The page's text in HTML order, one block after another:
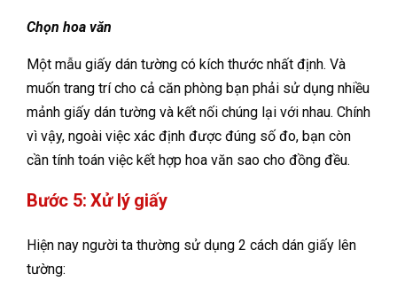
Chọn hoa văn
Một mẫu giấy dán tường có kích thước nhất định. Và
muốn trang trí cho cả căn phòng bạn phải sử dụng nhiều
mảnh giấy dán tường và kết nối chúng lại với nhau. Chính
vì vậy, ngoài việc xác định được đúng số đo, bạn còn
cần tính toán việc kết hợp hoa văn sao cho đồng đều.
Bước 5: Xử lý giấy
Hiện nay người ta thường sử dụng 2 cách dán giấy lên
tường: